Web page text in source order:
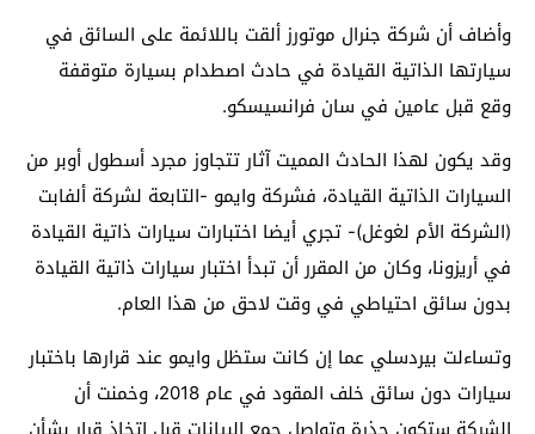
وأضاف أن شركة جنرال موتورز ألقت باللائمة على السائق في
سيارتها الذاتية القيادة في حادث اصطدام بسيارة متوقفة
وقع قبل عامين في سان فرانسيسكو.
وقد يكون لهذا الحادث المميت آثار تتجاوز مجرد أسطول أوبر من
السيارات الذاتية القيادة، فشركة وايمو -التابعة لشركة ألفابت
(الشركة الأم لغوغل)- تجري أيضا اختبارات سيارات ذاتية القيادة
في أريزونا، وكان من المقرر أن تبدأ اختبار سيارات ذاتية القيادة
بدون سائق احتياطي في وقت لاحق من هذا العام.
وتساءلت بيردسلي عما إن كانت ستظل وايمو عند قرارها باختبار
سيارات دون سائق خلف المقود في عام 2018، وخمنت أن